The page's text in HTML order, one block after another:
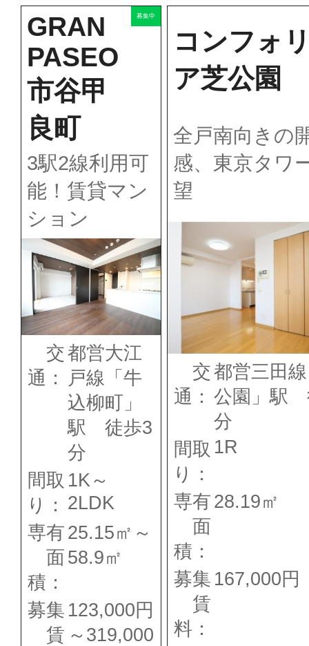
GRAN
PASEO
市谷甲
良町
3駅2線利用可
能！賃貸マン
ション
交
通：
都営大江
戸線「牛
込柳町」
駅 徒歩3
分
間取
り：
1K～
2LDK
専有
面
積：
25.15㎡～
58.9㎡
募集
賃
123,000円
～319,000
募集中
コンフォ
ア芝公園
全戸南向きの
感、東京タワ
望
交
通：
都営三田
公園」駅
分
間取
り：
1R
専有
面
積：
28.19㎡
募集
賃
料：
167,000円